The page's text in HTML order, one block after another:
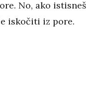
No, ako istisneš
iskočiti iz pore.